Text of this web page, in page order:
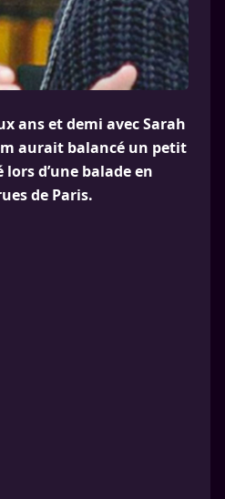
ans et demi avec Sarah
aurait balancé un petit
d’une balade en
de Paris.